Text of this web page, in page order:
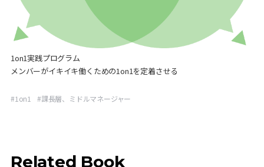
1on1実践プログラム
メンバーがイキイキ働くための1on1を定着させる
#1on1 #課長層、ミドルマネージャー
Related Book